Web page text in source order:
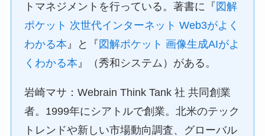
トマネジメントを行っている。著書に『 図解
ポケット 次世代インターネット Web3がよく
わかる本』と『 図解ポケット 画像生成AIがよ
くわかる本』（秀和システム）がある。
岩崎マサ：Webrain Think Tank 社 共同創業
者。1999年にシアトルで創業。北米のテック
トレンドや新しい市場動向調査、グローバル